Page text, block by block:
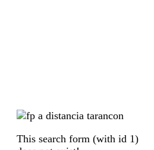
This search form (with id 1)